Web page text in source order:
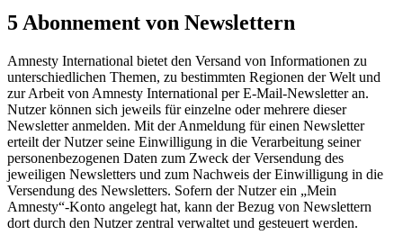
5 Abonnement von Newslettern
Amnesty International bietet den Versand von Informationen zu
unterschiedlichen Themen, zu bestimmten Regionen der Welt und
zur Arbeit von Amnesty International per E-Mail-Newsletter an.
Nutzer können sich jeweils für einzelne oder mehrere dieser
Newsletter anmelden. Mit der Anmeldung für einen Newsletter
erteilt der Nutzer seine Einwilligung in die Verarbeitung seiner
personenbezogenen Daten zum Zweck der Versendung des
jeweiligen Newsletters und zum Nachweis der Einwilligung in die
Versendung des Newsletters. Sofern der Nutzer ein „Mein
Amnesty“-Konto angelegt hat, kann der Bezug von Newslettern
dort durch den Nutzer zentral verwaltet und gesteuert werden.